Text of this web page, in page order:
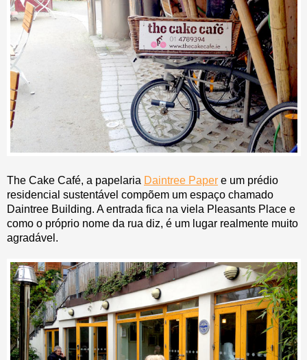
The Cake Café, a papelaria Daintree Paper e um prédio
residencial sustentável compõem um espaço chamado
Daintree Building. A entrada fica na viela Pleasants Place e
como o próprio nome da rua diz, é um lugar realmente muito
agradável.